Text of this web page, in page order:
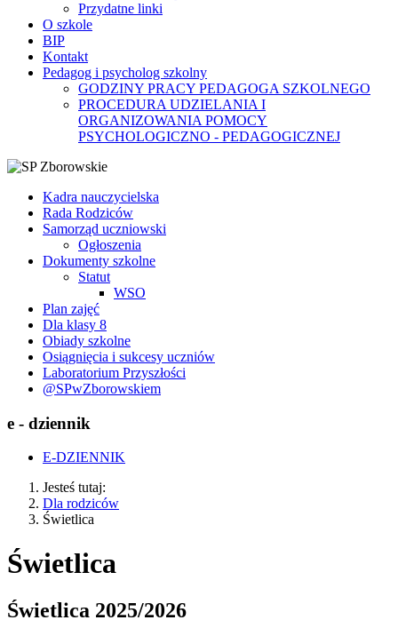
Przydatne linki
O szkole
BIP
Kontakt
Pedagog i psycholog szkolny
GODZINY PRACY PEDAGOGA SZKOLNEGO
PROCEDURA UDZIELANIA I
ORGANIZOWANIA POMOCY
PSYCHOLOGICZNO - PEDAGOGICZNEJ
Kadra nauczycielska
Rada Rodziców
Samorząd uczniowski
Ogłoszenia
Dokumenty szkolne
Statut
WSO
Plan zajęć
Dla klasy 8
Obiady szkolne
Osiągnięcia i sukcesy uczniów
Laboratorium Przyszłości
@SPwZborowskiem
e - dziennik
E-DZIENNIK
Jesteś tutaj:
Dla rodziców
Świetlica
Świetlica
Świetlica 2025/2026